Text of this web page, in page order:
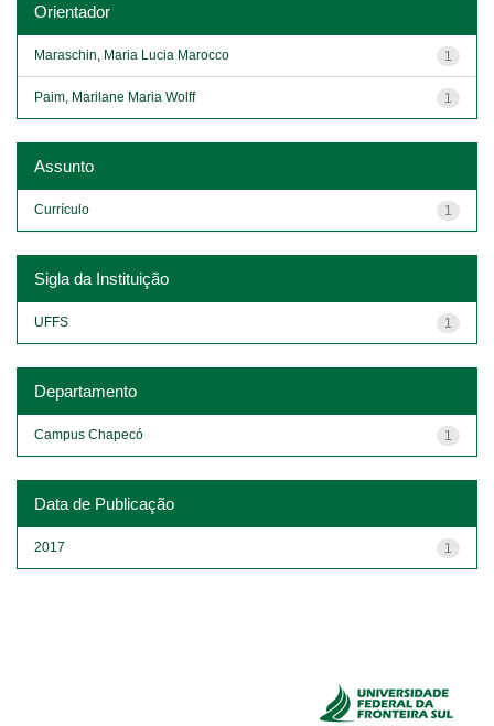
Orientador
1
Maraschin, Maria Lucia Marocco
1
Paim, Marilane Maria Wolff
Assunto
1
Currículo
Sigla da Instituição
1
UFFS
Departamento
1
Campus Chapecó
Data de Publicação
1
2017